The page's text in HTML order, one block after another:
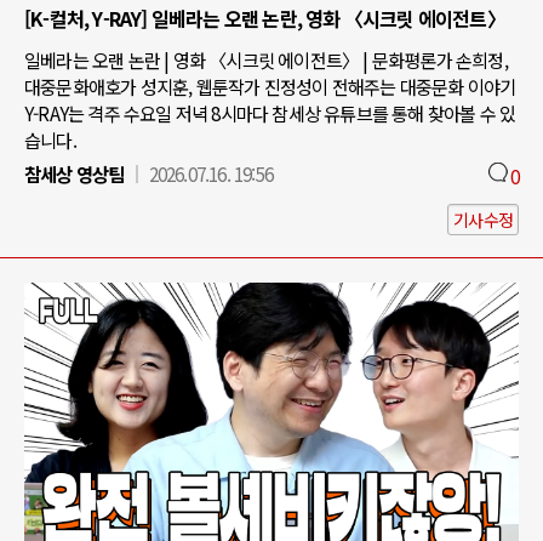
[K-컬처, Y-RAY] 일베라는 오랜 논란, 영화 〈시크릿 에이전트〉
일베라는 오랜 논란 | 영화 〈시크릿 에이전트〉 | 문화평론가 손희정,
대중문화애호가 성지훈, 웹툰작가 진정성이 전해주는 대중문화 이야기
Y-RAY는 격주 수요일 저녁 8시마다 참세상 유튜브를 통해 찾아볼 수 있
습니다.
참세상 영상팀
2026.07.16. 19:56 0
기사수정